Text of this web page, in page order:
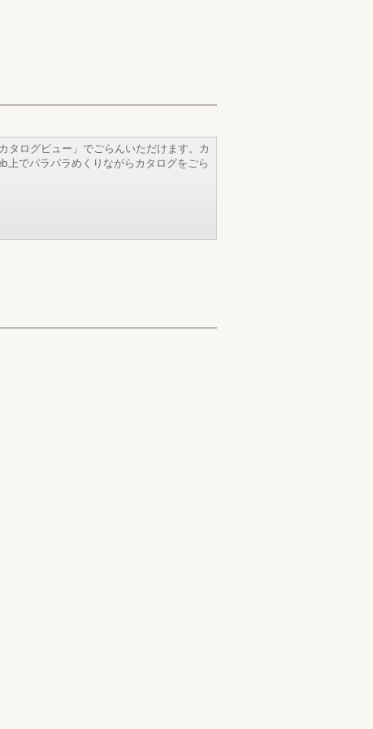
タログビュー」でごらんいただけます。カ
上でパラパラめくりながらカタログをごら